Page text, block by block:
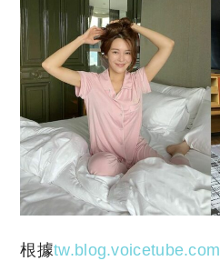
根據tw.blog.voicetube.com